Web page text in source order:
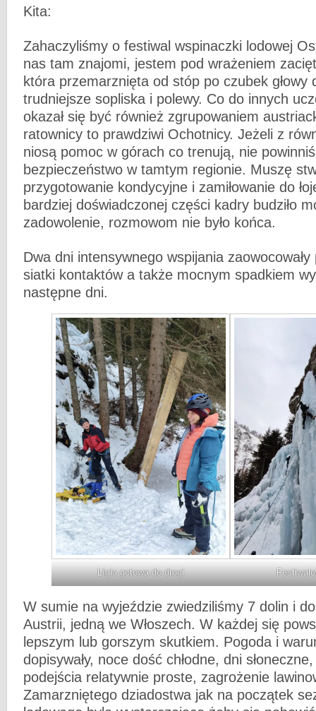
Kita:
Zahaczyliśmy o festiwal wspinaczki lodowej
nas tam znajomi, jestem pod wrażeniem
która przemarznięta od stóp po czubek głowy
trudniejsze sopliska i polewy. Co do innych
okazał się być również zgrupowaniem
ratownicy to prawdziwi Ochotnicy. Jeżeli z
niosą pomoc w górach co trenują, nie
bezpieczeństwo w tamtym regionie. Muszę
przygotowanie kondycyjne i zamiłowanie do
bardziej doświadczonej części kadry budziło
zadowolenie, rozmowom nie było końca.
Dwa dni intensywnego wspijania
siatki kontaktów a także mocnym spadkiem
następne dni.
Lígia gotowa do drogi
W sumie na wyjeździe zwiedziliśmy 7 dolin i
Austrii, jedną we Włoszech. W każdej się
lepszym lub gorszym skutkiem. Pogoda i
dopisywały, noce dość chłodne, dni
podejścia relatywnie proste, zagrożenie
Zamarzniętego dziadostwa jak na początek